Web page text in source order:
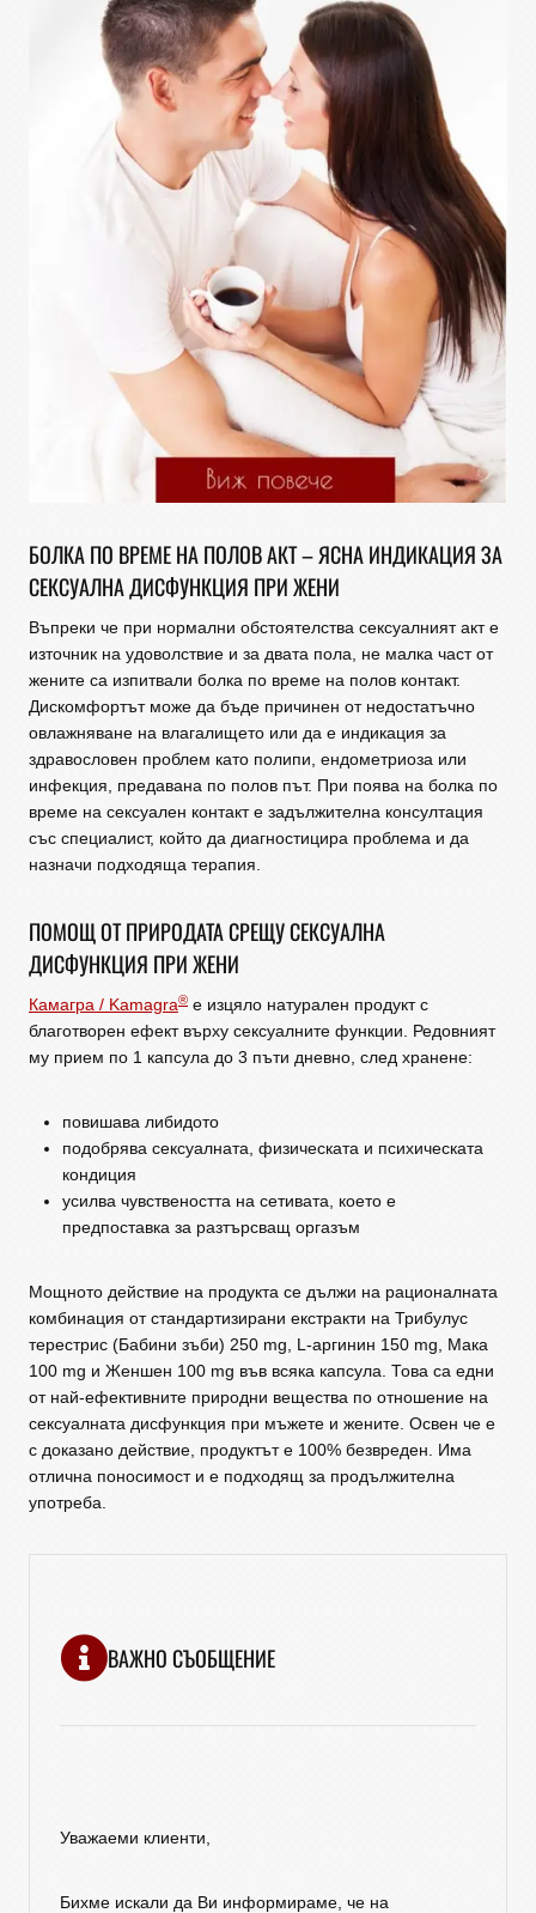
БОЛКА ПО ВРЕМЕ НА ПОЛОВ АКТ – ЯСНА ИНДИКАЦИЯ ЗА
СЕКСУАЛНА ДИСФУНКЦИЯ ПРИ ЖЕНИ
Въпреки че при нормални обстоятелства сексуалният акт е
източник на удоволствие и за двата пола, не малка част от
жените са изпитвали болка по време на полов контакт.
Дискомфортът може да бъде причинен от недостатъчно
овлажняване на влагалището или да е индикация за
здравословен проблем като полипи, ендометриоза или
инфекция, предавана по полов път. При поява на болка по
време на сексуален контакт е задължителна консултация
със специалист, който да диагностицира проблема и да
назначи подходяща терапия.
ПОМОЩ ОТ ПРИРОДАТА СРЕЩУ СЕКСУАЛНА
ДИСФУНКЦИЯ ПРИ ЖЕНИ
Камагра / Kamagra® е изцяло натурален продукт с
благотворен ефект върху сексуалните функции. Редовният
му прием по 1 капсула до 3 пъти дневно, след хранене:
повишава либидото
подобрява сексуалната, физическата и психическата
кондиция
усилва чувствеността на сетивата, което е
предпоставка за разтърсващ оргазъм
Мощното действие на продукта се дължи на рационалната
комбинация от стандартизирани екстракти на Трибулус
терестрис (Бабини зъби) 250 mg, L-аргинин 150 mg, Мака
100 mg и Женшен 100 mg във всяка капсула. Това са едни
от най-ефективните природни вещества по отношение на
сексуалната дисфункция при мъжете и жените. Освен че е
с доказано действие, продуктът е 100% безвреден. Има
отлична поносимост и е подходящ за продължителна
употреба.
ВАЖНО СЪОБЩЕНИЕ
Уважаеми клиенти,
Бихме искали да Ви информираме, че на